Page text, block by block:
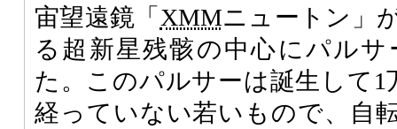
宙望遠鏡「 XMMニュートン」
る超新星残骸の中心にパル
た。このパルサーは誕生して
経っていない若いもので、自